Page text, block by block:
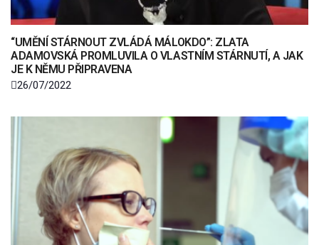
“UMĚNÍ STÁRNOUT ZVLÁDÁ MÁLOKDO”: ZLATA
ADAMOVSKÁ PROMLUVILA O VLASTNÍM STÁRNUTÍ, A JAK
JE K NĚMU PŘIPRAVENA
26/07/2022